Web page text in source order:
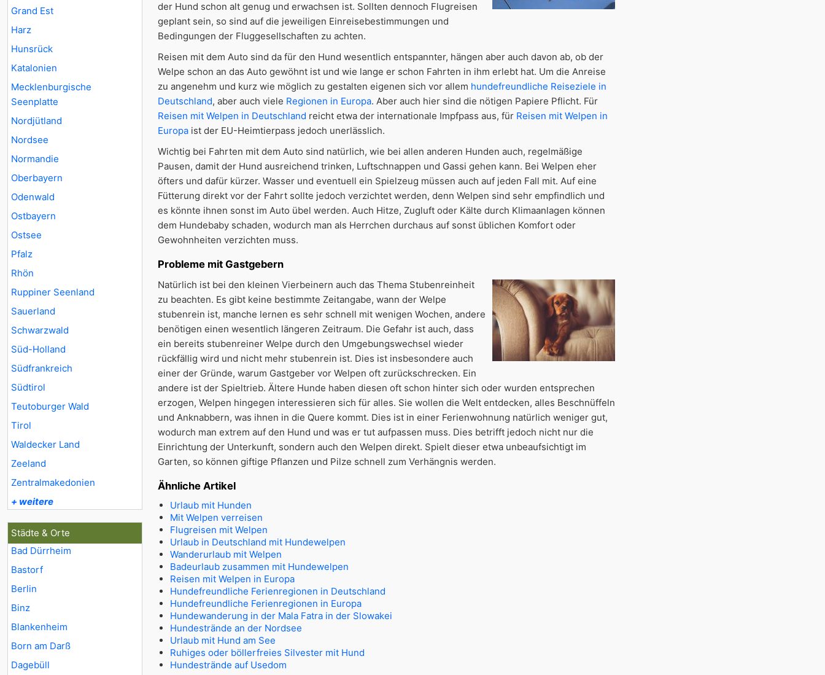
Grand Est
Harz
Hunsrück
Katalonien
Mecklenburgische
Seenplatte
Nordjütland
Nordsee
Normandie
Oberbayern
Odenwald
Ostbayern
Ostsee
Pfalz
Rhön
Ruppiner Seenland
Sauerland
Schwarzwald
Süd-Holland
Südfrankreich
Südtirol
Teutoburger Wald
Tirol
Waldecker Land
Zeeland
Zentralmakedonien
+ weitere
Städte & Orte
Bad Dürrheim
Bastorf
Berlin
Binz
Blankenheim
Born am Darß
Dagebüll
der Hund schon alt genug und erwachsen ist. Sollten dennoch Flugreisen
geplant sein, so sind auf die jeweiligen Einreisebestimmungen und
Bedingungen der Fluggesellschaften zu achten.
Reisen mit dem Auto sind da für den Hund wesentlich entspannter, hängen aber auch davon ab, ob der
Welpe schon an das Auto gewöhnt ist und wie lange er schon Fahrten in ihm erlebt hat. Um die Anreise
zu angenehm und kurz wie möglich zu gestalten eigenen sich vor allem hundefreundliche Reiseziele in
Deutschland, aber auch viele Regionen in Europa. Aber auch hier sind die nötigen Papiere Pflicht. Für
Reisen mit Welpen in Deutschland reicht etwa der internationale Impfpass aus, für Reisen mit Welpen in
Europa ist der EU-Heimtierpass jedoch unerlässlich.
Wichtig bei Fahrten mit dem Auto sind natürlich, wie bei allen anderen Hunden auch, regelmäßige
Pausen, damit der Hund ausreichend trinken, Luftschnappen und Gassi gehen kann. Bei Welpen eher
öfters und dafür kürzer. Wasser und eventuell ein Spielzeug müssen auch auf jeden Fall mit. Auf eine
Fütterung direkt vor der Fahrt sollte jedoch verzichtet werden, denn Welpen sind sehr empfindlich und
es könnte ihnen sonst im Auto übel werden. Auch Hitze, Zugluft oder Kälte durch Klimaanlagen können
dem Hundebaby schaden, wodurch man als Herrchen durchaus auf sonst üblichen Komfort oder
Gewohnheiten verzichten muss.
Probleme mit Gastgebern
Natürlich ist bei den kleinen Vierbeinern auch das Thema Stubenreinheit
zu beachten. Es gibt keine bestimmte Zeitangabe, wann der Welpe
stubenrein ist, manche lernen es sehr schnell mit wenigen Wochen, andere
benötigen einen wesentlich längeren Zeitraum. Die Gefahr ist auch, dass
ein bereits stubenreiner Welpe durch den Umgebungswechsel wieder
rückfällig wird und nicht mehr stubenrein ist. Dies ist insbesondere auch
einer der Gründe, warum Gastgeber vor Welpen oft zurückschrecken. Ein
andere ist der Spieltrieb. Ältere Hunde haben diesen oft schon hinter sich oder wurden entsprechen
erzogen, Welpen hingegen interessieren sich für alles. Sie wollen die Welt entdecken, alles Beschnüffeln
und Anknabbern, was ihnen in die Quere kommt. Dies ist in einer Ferienwohnung natürlich weniger gut,
wodurch man extrem auf den Hund und was er tut aufpassen muss. Dies betrifft jedoch nicht nur die
Einrichtung der Unterkunft, sondern auch den Welpen direkt. Spielt dieser etwa unbeaufsichtigt im
Garten, so können giftige Pflanzen und Pilze schnell zum Verhängnis werden.
Ähnliche Artikel
Urlaub mit Hunden
Mit Welpen verreisen
Flugreisen mit Welpen
Urlaub in Deutschland mit Hundewelpen
Wanderurlaub mit Welpen
Badeurlaub zusammen mit Hundewelpen
Reisen mit Welpen in Europa
Hundefreundliche Ferienregionen in Deutschland
Hundefreundliche Ferienregionen in Europa
Hundewanderung in der Mala Fatra in der Slowakei
Hundestrände an der Nordsee
Urlaub mit Hund am See
Ruhiges oder böllerfreies Silvester mit Hund
Hundestrände auf Usedom